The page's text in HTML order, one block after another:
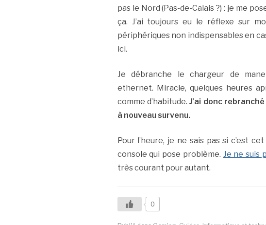
pas le Nord (Pas-de-Calais ?) : je me
ça. J’ai toujours eu le réflexe sur
périphériques non indispensables en
ici.
Je débranche le chargeur de
ethernet. Miracle, quelques heures
comme d’habitude. J’ai donc
à nouveau survenu.
Pour l’heure, je ne sais pas si c’est
console qui pose problème. Je ne suis
très courant pour autant.
0